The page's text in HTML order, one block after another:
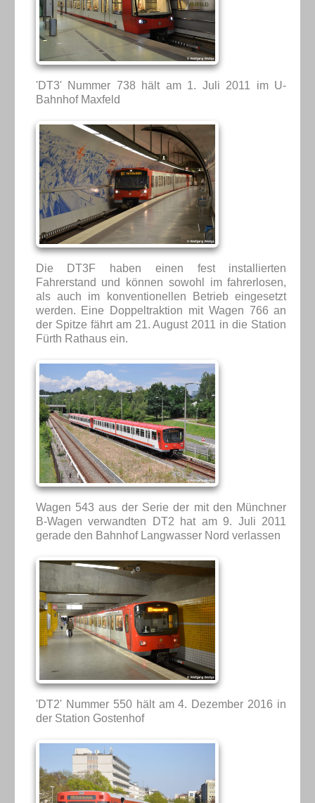
'DT3' Nummer 738 hält am 1. Juli 2011 im U-
Bahnhof Maxfeld
Die DT3F haben einen fest installierten
Fahrerstand und können sowohl im fahrerlosen,
als auch im konventionellen Betrieb eingesetzt
werden. Eine Doppeltraktion mit Wagen 766 an
der Spitze fährt am 21. August 2011 in die Station
Fürth Rathaus ein.
Wagen 543 aus der Serie der mit den Münchner
B-Wagen verwandten DT2 hat am 9. Juli 2011
gerade den Bahnhof Langwasser Nord verlassen
'DT2' Nummer 550 hält am 4. Dezember 2016 in
der Station Gostenhof